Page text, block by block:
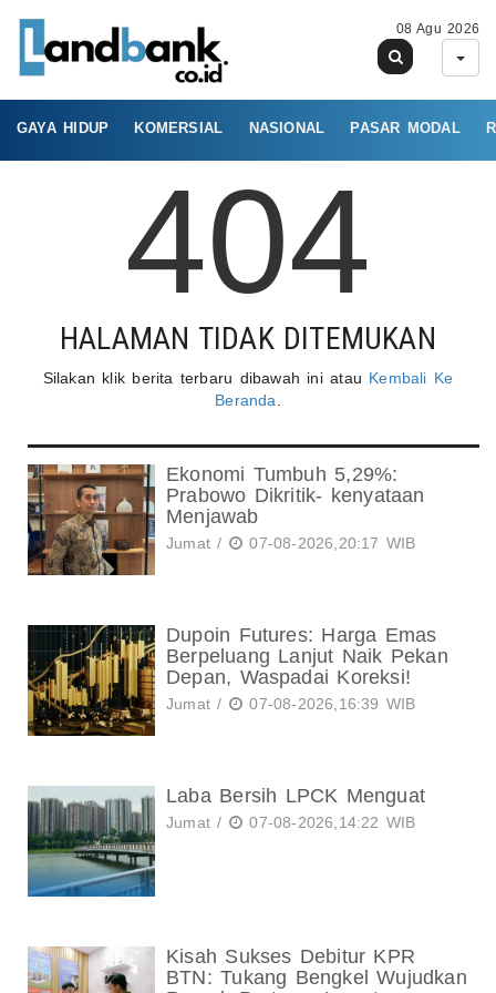
08 Agu 2026
GAYA HIDUP KOMERSIAL NASIONAL PASAR MODAL
404
HALAMAN TIDAK DITEMUKAN
Silakan klik berita terbaru dibawah ini atau Kembali Ke
Beranda
Ekonomi Tumbuh 5,29%:
Prabowo Dikritik- kenyataan
Menjawab
Jumat / 07-08-2026,20:17 WIB
Dupoin Futures: Harga Emas
Berpeluang Lanjut Naik Pekan
Depan, Waspadai Koreksi!
Jumat / 07-08-2026,16:39 WIB
Laba Bersih LPCK Menguat
Jumat / 07-08-2026,14:22 WIB
Kisah Sukses Debitur KPR
BTN: Tukang Bengkel Wujudkan